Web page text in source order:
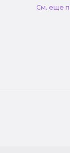
См. еще